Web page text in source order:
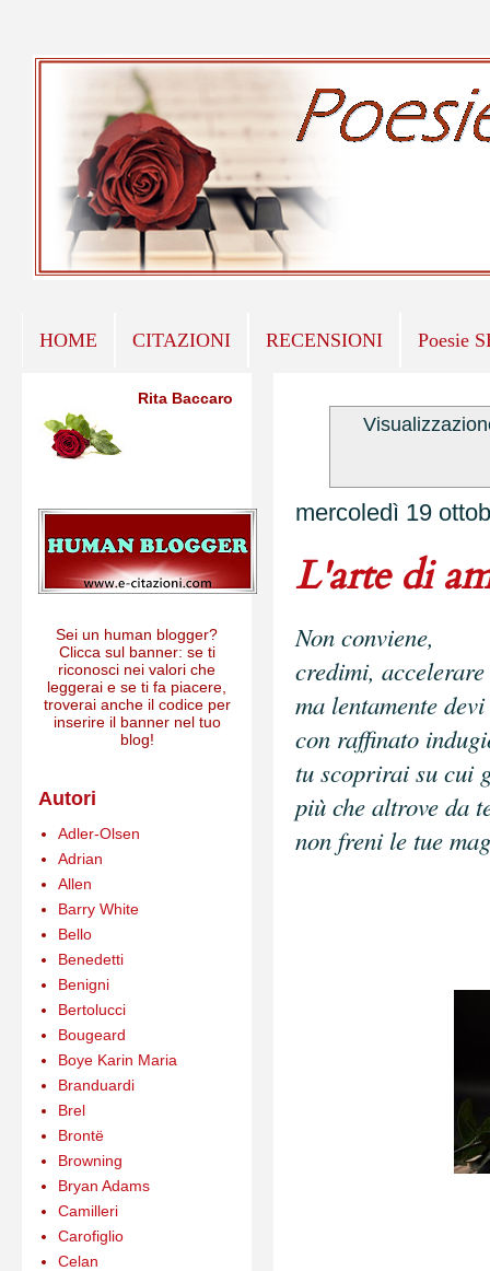
HOME CITAZIONI RECENSIONI Poesie
mercoledì 19
L'arte di
Non conviene,
credimi,
ma lentamente
con raffinato
tu scoprirai su cui
più che altrove da
non freni le tue
Rita Baccaro
Sei un human blogger?
Clicca sul banner: se ti
riconosci nei valori che
leggerai e se ti fa piacere,
troverai anche il codice per
inserire il banner nel tuo
blog!
Autori
Adler-Olsen
Adrian
Allen
Barry White
Bello
Benedetti
Benigni
Bertolucci
Bougeard
Boye Karin Maria
Branduardi
Brel
Brontë
Browning
Bryan Adams
Camilleri
Carofiglio
Celan